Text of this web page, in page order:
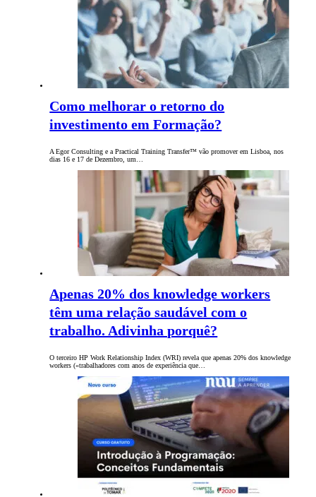
Como melhorar o retorno do
investimento em Formação?
A Egor Consulting e a Practical Training Transfer™ vão promover em Lisboa, nos
dias 16 e 17 de Dezembro, um…
Apenas 20% dos knowledge workers
têm uma relação saudável com o
trabalho. Adivinha porquê?
O terceiro HP Work Relationship Index (WRI) revela que apenas 20% dos knowledge
workers («trabalhadores com anos de experiência que…